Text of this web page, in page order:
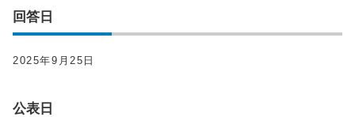
回答日
2025年9月25日
公表日